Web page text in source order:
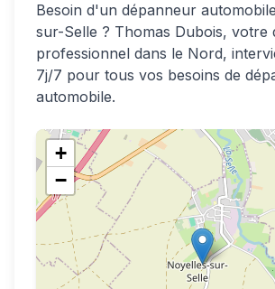
Besoin d'un dépanneur
sur-Selle ? Thomas Dubois, votre
professionnel dans le Nord,
7j/7 pour tous vos besoins de
automobile.
+
−